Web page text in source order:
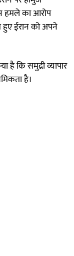
हमले का आरोप
हुए ईरान को अपने
है कि समुद्री व्यापार
है।